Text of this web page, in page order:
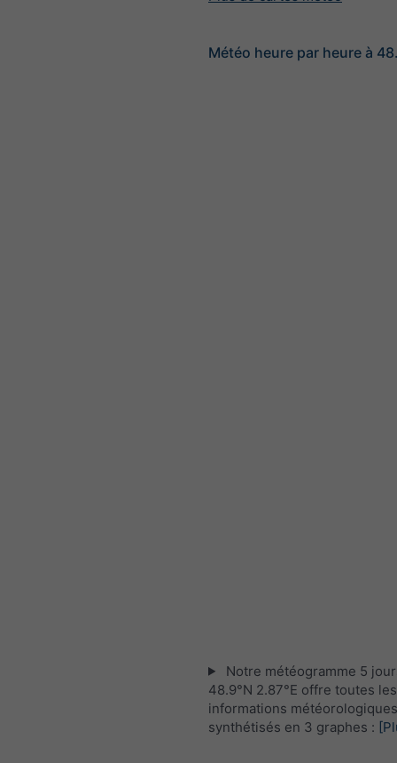
Météo heure par heure à
Notre météogramme 5
48.9°N 2.87°E offre toutes les
informations météorologiques
synthétisés en 3 graphes :